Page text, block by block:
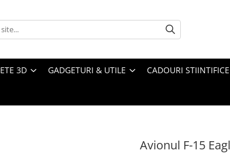
3D GADGETURI & UTILE CADOURI STIINTIFICE
Avionul F-15